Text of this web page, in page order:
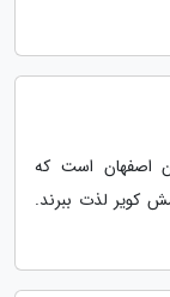
اصفهان است که
کویر لذت ببرند.